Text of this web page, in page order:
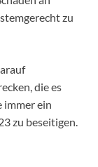
zu
die es
immer ein
zu beseitigen.